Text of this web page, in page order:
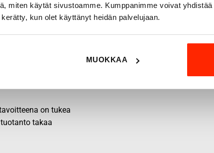
miten käytät sivustoamme. Kumppanimme voivat
kun olet käyttänyt heidän palvelujaan.
MUOKKAA
on tukea
takaa